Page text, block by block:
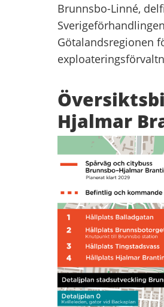
Brunnsbo-Linné,
Götalandsregionen
Hjalmar